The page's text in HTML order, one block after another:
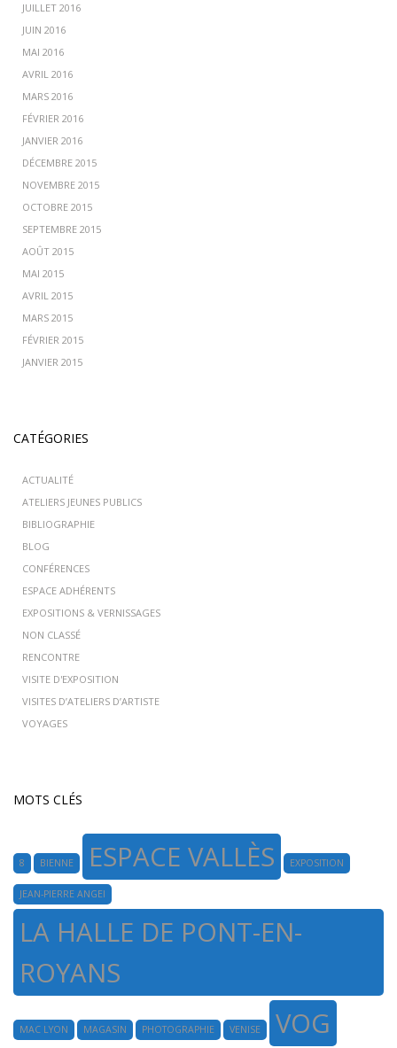
JUILLET 2016
JUIN 2016
MAI 2016
AVRIL 2016
MARS 2016
FÉVRIER 2016
JANVIER 2016
DÉCEMBRE 2015
NOVEMBRE 2015
OCTOBRE 2015
SEPTEMBRE 2015
AOÛT 2015
MAI 2015
AVRIL 2015
MARS 2015
FÉVRIER 2015
JANVIER 2015
CATÉGORIES
ACTUALITÉ
ATELIERS JEUNES PUBLICS
BIBLIOGRAPHIE
BLOG
CONFÉRENCES
ESPACE ADHÉRENTS
EXPOSITIONS & VERNISSAGES
NON CLASSÉ
RENCONTRE
VISITE D'EXPOSITION
VISITES D’ATELIERS D’ARTISTE
VOYAGES
MOTS CLÉS
8 BIENNE ESPACE VALLÈS EXPOSITION
JEAN-PIERRE ANGEI
LA HALLE DE PONT-EN-
ROYANS
MAC LYON MAGASIN PHOTOGRAPHIE VENISE VOG